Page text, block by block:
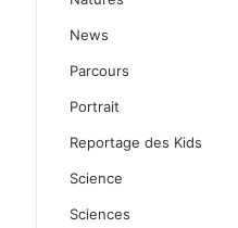
News
Parcours
Portrait
Reportage des Kids
Science
Sciences